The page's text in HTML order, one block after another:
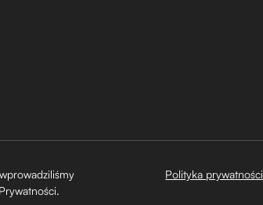
Polityka prywatności